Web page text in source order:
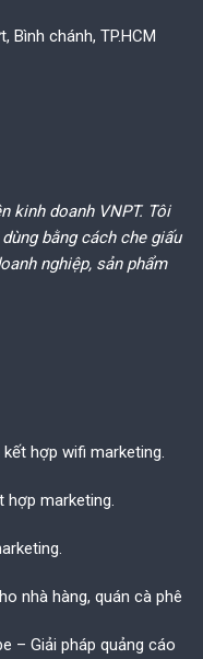
Bình chánh, TP.HCM
kinh doanh VNPT. Tôi
bằng cách che giấu
nghiệp, sản phẩm
hợp wifi marketing.
hợp marketing.
nhà hàng, quán cà phê
– Giải pháp quảng cáo